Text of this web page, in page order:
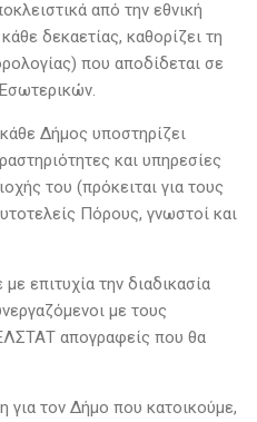
από την εθνική
δεκαετίας, καθορίζει τη
που αποδίδεται σε
Δήμος υποστηρίζει
και υπηρεσίες
του (πρόκειται για τους
Πόρους, γνωστοί και
επιτυχία την διαδικασία
με τους
απογραφείς που θα
για τον Δήμο που κατοικούμε,